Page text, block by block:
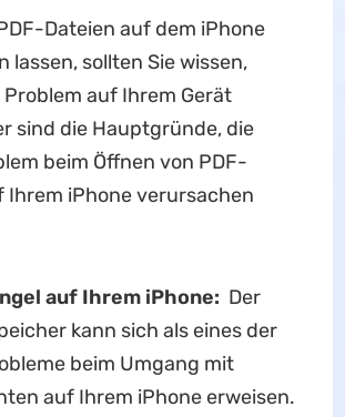
Dateien auf dem iPhone
lassen, sollten Sie wissen,
auf Ihrem Gerät
sind die Hauptgründe, die
beim Öffnen von PDF-
Ihrem iPhone verursachen
auf Ihrem iPhone: Der
kann sich als eines der
beim Umgang mit
auf Ihrem iPhone erweisen.